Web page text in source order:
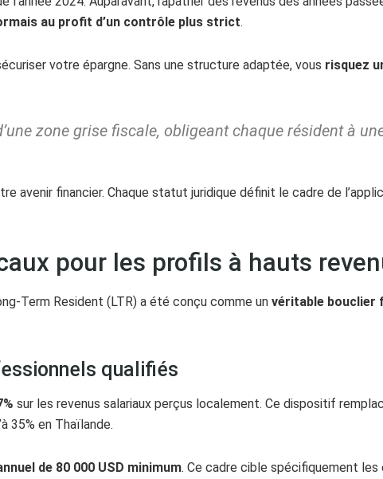
au profit d’un contrôle plus strict.
votre épargne. Sans une structure adaptée, vous risquez
zone grise fiscale, obligeant chaque résident à
avenir financier. Chaque statut juridique définit le cadre de
pour les profils à hauts
Term Resident (LTR) a été conçu comme un véritable bouclier
qualifiés
sur les revenus salariaux perçus localement. Ce dispositif
35% en Thaïlande.
de 80 000 USD minimum. Ce cadre cible spécifiquement